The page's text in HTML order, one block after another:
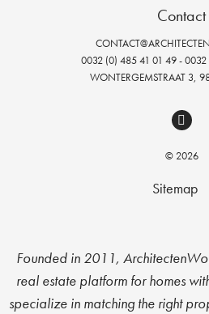
Contact
0032 (0) 485 41 01 49 -
WONTERGEMSTRAAT 3,
© 2026
Sitemap
Founded in 2011,
real estate platform for homes
specialize in matching the right